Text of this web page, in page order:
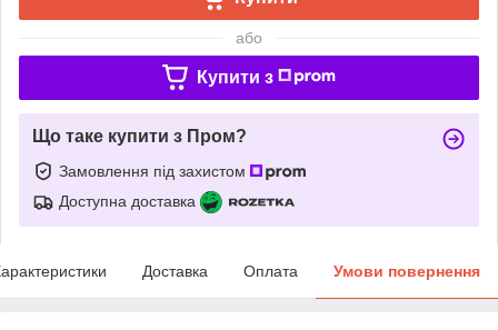
або
Купити з
Що таке купити з Пром?
Замовлення під захистом
Доступна доставка
Доставка Оплата Умови повернення